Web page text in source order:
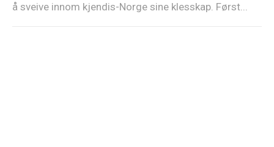
å sveive innom kjendis-Norge sine klesskap. Først...